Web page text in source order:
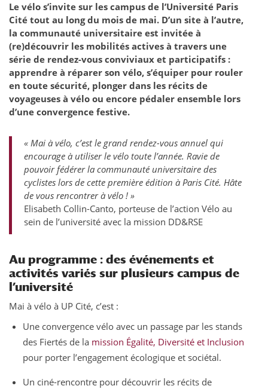
Le vélo s’invite sur les campus de l’Université Paris
Cité tout au long du mois de mai. D’un site à l’autre,
la communauté universitaire est invitée à
(re)découvrir les mobilités actives à travers une
série de rendez-vous conviviaux et participatifs :
apprendre à réparer son vélo, s’équiper pour rouler
en toute sécurité, plonger dans les récits de
voyageuses à vélo ou encore pédaler ensemble lors
d’une convergence festive.
« Mai à vélo, c’est le grand rendez-vous annuel qui
encourage à utiliser le vélo toute l’année. Ravie de
pouvoir fédérer la communauté universitaire des
cyclistes lors de cette première édition à Paris Cité. Hâte
de vous rencontrer à vélo ! »
Elisabeth Collin-Canto, porteuse de l’action Vélo au
sein de l’université avec la mission DD&RSE
Au programme : des événements et
activités variés sur plusieurs campus de
l’université
Mai à vélo à UP Cité, c’est :
Une convergence vélo avec un passage par les stands
des Fiertés de la mission Égalité, Diversité et Inclusion
pour porter l’engagement écologique et sociétal.
Un ciné-rencontre pour découvrir les récits de